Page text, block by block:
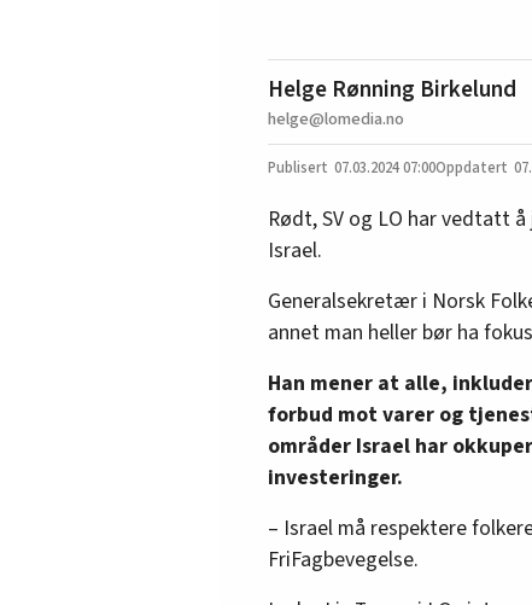
Helge Rønning Birkelund
helge@lomedia.no
07.03.202407:00
Rødt, SV og LO har vedtatt
Israel.
Generalsekretær i Norsk
annet man heller bør ha
Han mener at alle,
forbud mot varer og
områder Israel har
investeringer.
– Israel må respektere
FriFagbevegelse.